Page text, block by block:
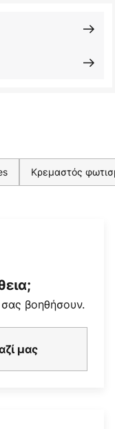
Κρεμαστός
σας βοηθήσουν.
μας